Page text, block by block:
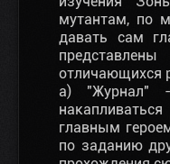
мутантам, по
давать сам
отличающихся
а) "Журнал"
главным
по заданию